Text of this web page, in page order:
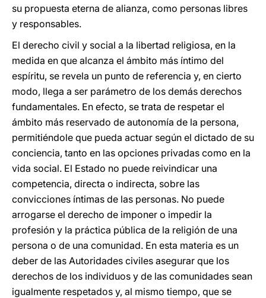
su propuesta eterna de alianza, como personas libres
y responsables.
El derecho civil y social a la libertad religiosa, en la
medida en que alcanza el ámbito más íntimo del
espíritu, se revela un punto de referencia y, en cierto
modo, llega a ser parámetro de los demás derechos
fundamentales. En efecto, se trata de respetar el
ámbito más reservado de autonomía de la persona,
permitiéndole que pueda actuar según el dictado de su
conciencia, tanto en las opciones privadas como en la
vida social. El Estado no puede reivindicar una
competencia, directa o indirecta, sobre las
convicciones íntimas de las personas. No puede
arrogarse el derecho de imponer o impedir la
profesión y la práctica pública de la religión de una
persona o de una comunidad. En esta materia es un
deber de las Autoridades civiles asegurar que los
derechos de los individuos y de las comunidades sean
igualmente respetados y, al mismo tiempo, que se